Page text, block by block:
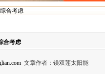
合考虑
合考虑
文章作者：镁双莲太阳能